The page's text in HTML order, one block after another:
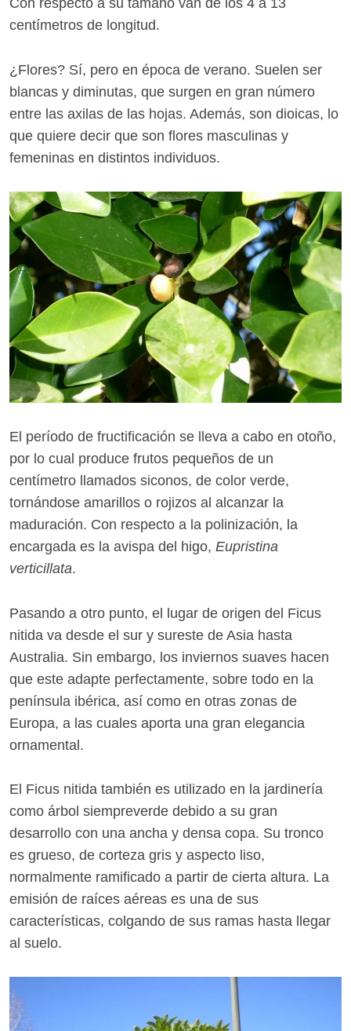
centímetros de longitud.
¿Flores? Sí, pero en época de verano. Suelen ser
blancas y diminutas, que surgen en gran número
entre las axilas de las hojas. Además, son dioicas, lo
que quiere decir que son flores masculinas y
femeninas en distintos individuos.
El período de fructificación se lleva a cabo en otoño,
por lo cual produce frutos pequeños de un
centímetro llamados siconos, de color verde,
tornándose amarillos o rojizos al alcanzar la
maduración. Con respecto a la polinización, la
encargada es la avispa del higo, Eupristina
verticillata.
Pasando a otro punto, el lugar de origen del Ficus
nitida va desde el sur y sureste de Asia hasta
Australia. Sin embargo, los inviernos suaves hacen
que este adapte perfectamente, sobre todo en la
península ibérica, así como en otras zonas de
Europa, a las cuales aporta una gran elegancia
ornamental.
El Ficus nitida también es utilizado en la jardinería
como árbol siempreverde debido a su gran
desarrollo con una ancha y densa copa. Su tronco
es grueso, de corteza gris y aspecto liso,
normalmente ramificado a partir de cierta altura. La
emisión de raíces aéreas es una de sus
características, colgando de sus ramas hasta llegar
al suelo.